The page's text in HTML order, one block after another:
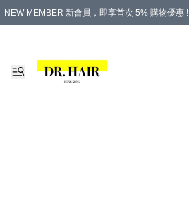
NEW MEMBER 新會員，即享首次 5% 購物優惠 !